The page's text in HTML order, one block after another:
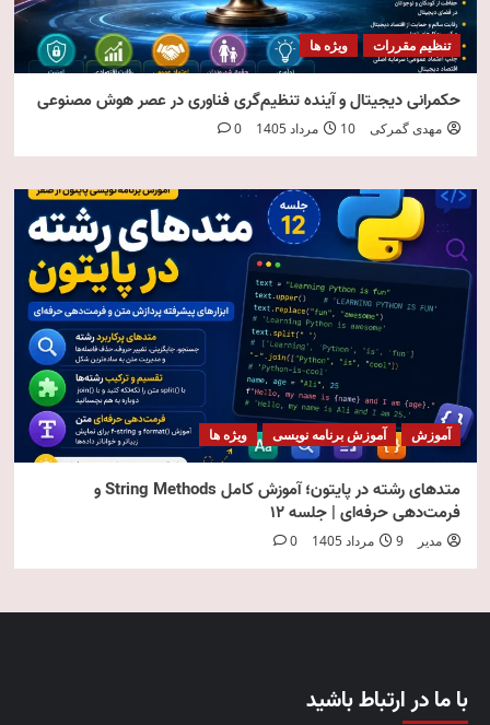
تنظیم مقررات ویژه ها
حکمرانی دیجیتال و آینده تنظیم‌گری فناوری در عصر هوش مصنوعی
مهدی گمرکی 10 مرداد 1405 0
آموزش آموزش برنامه نویسی ویژه ها
متدهای رشته در پایتون؛ آموزش کامل String Methods و
فرمت‌دهی حرفه‌ای | جلسه ۱۲
مدیر 9 مرداد 1405 0
با ما در ارتباط باشید